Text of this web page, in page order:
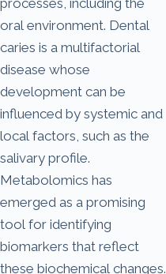
oral environment. Dental
caries is a multifactorial
disease whose
development can be
influenced by systemic and
local factors, such as the
salivary profile.
Metabolomics has
emerged as a promising
tool for identifying
biomarkers that reflect
these biochemical changes.